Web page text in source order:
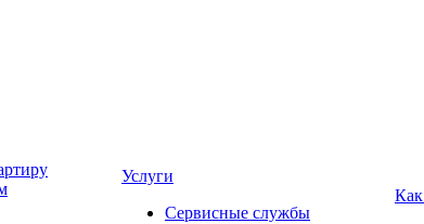
Услуги
Сервисные службы